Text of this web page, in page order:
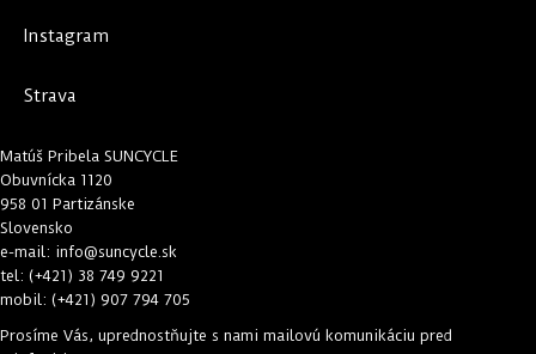
Instagram
Strava
Matúš Pribela SUNCYCLE
Obuvnícka 1120
958 01 Partizánske
Slovensko
e-mail: info@suncycle.sk
tel: (+421) 38 749 9221
mobil: (+421) 907 794 705
Prosíme Vás, uprednostňujte s nami mailovú komunikáciu pred